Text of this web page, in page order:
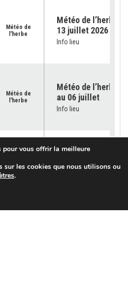
Météo de
l'herbe
Météo de l’herbe
13 juillet 2026
Info lieu
Météo de
l'herbe
Météo de l’herbe –
au 06 juillet
Info lieu
Météo de l’herbe –
Info lieu
Météo de
22 juin 2026
pour vous offrir la meilleure
sur les cookies que nous utilisons ou
.